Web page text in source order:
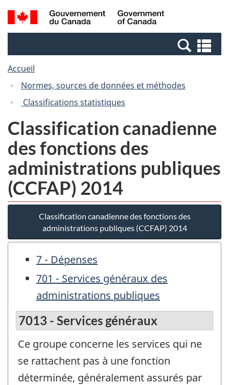
Passer
au
Passer
à
Canada
Recherche
et
et
Accueil
Normes, sources de données et méthodes
Classifications statistiques
Classification canadienne
des fonctions des
administrations publiques
(CCFAP) 2014
Classification canadienne des fonctions des
administrations publiques (CCFAP) 2014
7 - Dépenses
701 - Services généraux des
administrations publiques
7013 - Services généraux
Ce groupe concerne les services qui ne
se rattachent pas à une fonction
déterminée, généralement assurés par